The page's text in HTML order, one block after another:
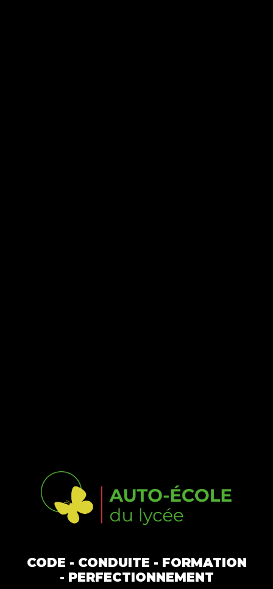
CODE - CONDUITE - FORMATION
- PERFECTIONNEMENT